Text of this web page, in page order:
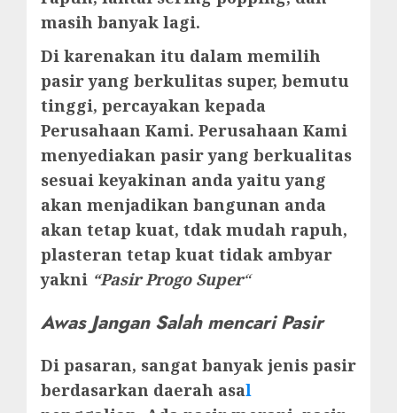
masih banyak lagi.
Di karenakan itu dalam memilih
pasir yang berkulitas super, bemutu
tinggi, percayakan kepada
Perusahaan Kami. Perusahaan Kami
menyediakan pasir yang berkualitas
sesuai keyakinan anda yaitu yang
akan menjadikan bangunan anda
akan tetap kuat, tdak mudah rapuh,
plasteran tetap kuat tidak ambyar
yakni “Pasir Progo Super“
Awas Jangan Salah mencari Pasir
Di pasaran, sangat banyak jenis pasir
berdasarkan daerah asal